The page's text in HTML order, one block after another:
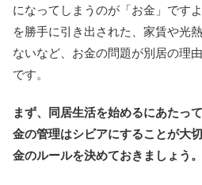
になってしまうのが「お金」です
を勝手に引き出された、家賃や光
ないなど、お金の問題が別居の理
です。
まず、同居生活を始めるにあたっ
金の管理はシビアにすることが大
金のルールを決めておきましょう。